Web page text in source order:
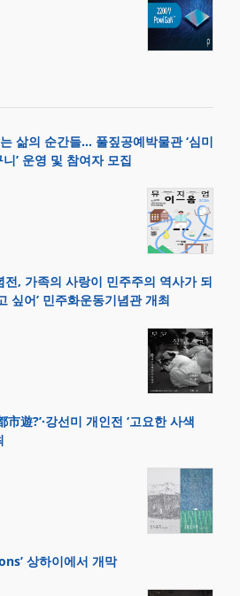
삶의 순간들… 풀짚공예박물관 ‘심미
’ 운영 및 참여자 모집
전, 가족의 사랑이 민주주의 역사가 되
싶어’ 민주화운동기념관 개최
遊?’·강선미 개인전 ‘고요한 사색
상하이에서 개막